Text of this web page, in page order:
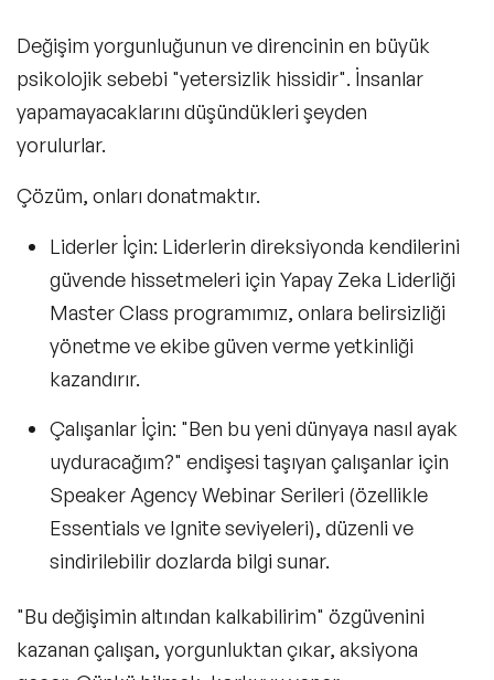
Değişim yorgunluğunun ve direncinin en büyük
psikolojik sebebi "yetersizlik hissidir". İnsanlar
yapamayacaklarını düşündükleri şeyden
yorulurlar.
Çözüm, onları donatmaktır.
Liderler İçin: Liderlerin direksiyonda kendilerini
güvende hissetmeleri için Yapay Zeka Liderliği
Master Class programımız, onlara belirsizliği
yönetme ve ekibe güven verme yetkinliği
kazandırır.
Çalışanlar İçin: "Ben bu yeni dünyaya nasıl ayak
uyduracağım?" endişesi taşıyan çalışanlar için
Speaker Agency Webinar Serileri (özellikle
Essentials ve Ignite seviyeleri), düzenli ve
sindirilebilir dozlarda bilgi sunar.
"Bu değişimin altından kalkabilirim" özgüvenini
kazanan çalışan, yorgunluktan çıkar, aksiyona